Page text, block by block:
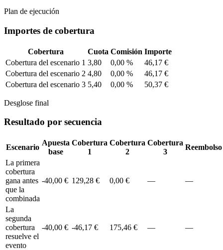
Plan de ejecución
Importes de cobertura
Cobertura Cuota Comisión Importe
Cobertura del escenario 1 3,80 0,00 %
46,17 €
Cobertura del escenario 2 4,80 0,00 %
46,17 €
Cobertura del escenario 3 5,40 0,00 % 50,37 €
Desglose final
Resultado por secuencia
Escenario
Apuesta
base
Cobertura
1
Cobertura
2
Cobertura
3
Reembolso
La primera
cobertura
gana antes
que la
combinada
-40,00 € 129,28 € 0,00 € — —
La
segunda
cobertura
resuelve el
evento
-40,00 € -46,17 € 175,46 € — —